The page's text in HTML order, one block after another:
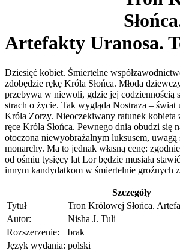
Artefakty Uranosa.
Dziesięć kobiet. Śmiertelne
zdobędzie rękę Króla Słońca. Młoda
przebywa w niewoli, gdzie jej codziennością
strach o życie. Tak wygląda Nostraza –
Króla Zorzy. Nieoczekiwany ratunek kobieta
ręce Króla Słońca. Pewnego dnia obudzi się
otoczona niewyobrażalnym luksusem, uwagą
monarchy. Ma to jednak własną cenę:
od ośmiu tysięcy lat Lor będzie musiała
innym kandydatkom w śmiertelnie groźnych
Szczegóły
Tytuł
Tron Królowej Słońca.
Autor:
Nisha J. Tuli
Rozszerzenie:
brak
Język wydania: polski